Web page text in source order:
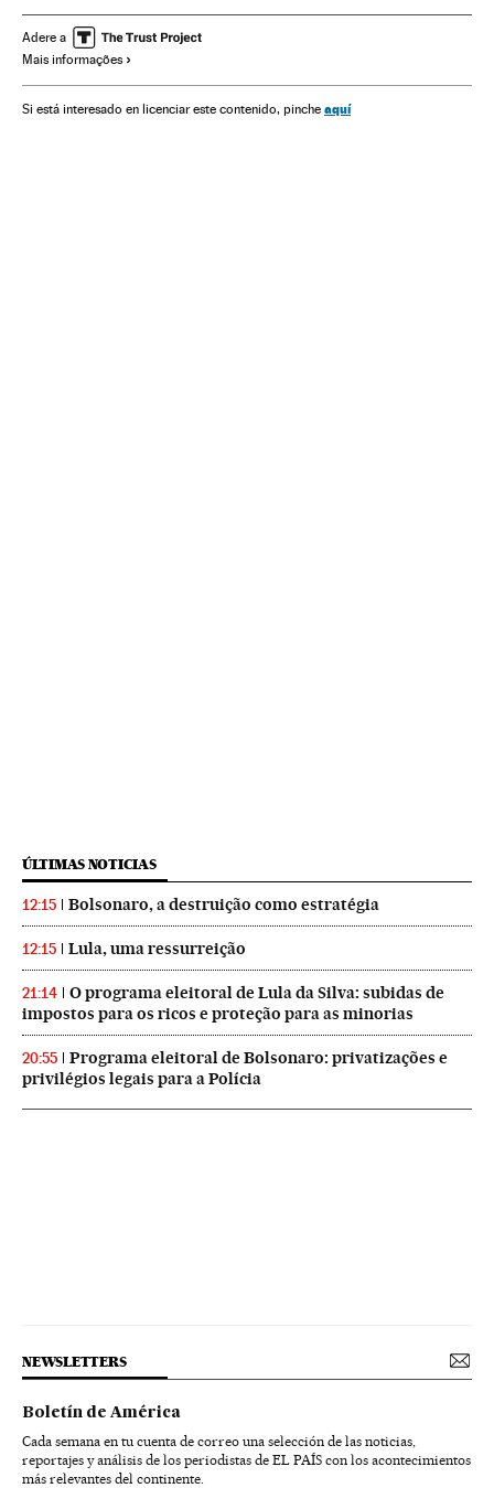
Congresso Nacional Destituições políticas
Presidência Brasil
Conflitos políticos Governo Brasil Brasil
Adere a
Mais informações
Si está interesado en licenciar este contenido, pinche aquí
ÚLTIMAS NOTICIAS
12:15 Bolsonaro, a destruição como estratégia
12:15 Lula, uma ressurreição
21:14
O programa eleitoral de Lula da Silva: subidas de
impostos para os ricos e proteção para as minorias
20:55
Programa eleitoral de Bolsonaro: privatizações e
privilégios legais para a Polícia
NEWSLETTERS
Boletín de América
Cada semana en tu cuenta de correo una selección de las noticias,
reportajes y análisis de los periodistas de EL PAÍS con los acontecimientos
más relevantes del continente.